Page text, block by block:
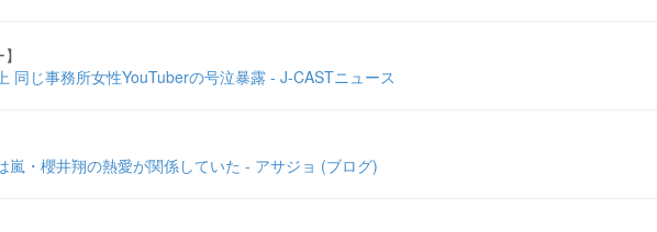
同じ事務所女性YouTuberの号泣暴露 - J-CASTニュース
嵐・櫻井翔の熱愛が関係していた - アサジョ (ブログ)